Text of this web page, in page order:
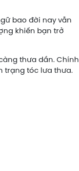
bao đời nay vẫn
khiến bạn trở
thưa dần. Chính
trạng tóc lưa thưa.